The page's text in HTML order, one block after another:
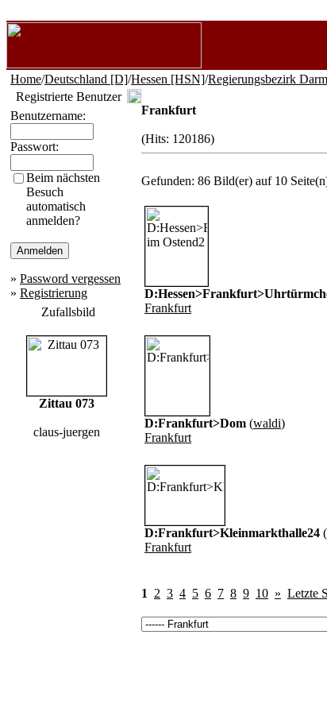
Home/Deutschland [D]/Hessen [HSN]/Regierungsbezirk
Registrierte Benutzer
Benutzername:
Passwort:
Beim nächsten
Besuch
automatisch
anmelden?
» Password vergessen
» Registrierung
Zufallsbild
Zittau 073
claus-juergen
Frankfurt
(Hits: 120186)
Gefunden: 86 Bild(er) auf 10
Frankfurt
D:Frankfurt>Dom (waldi)
Frankfurt
D:Frankfurt>Kleinmarkthalle24 (
Frankfurt
1 2 3 4 5 6 7 8 9 10 » Letzte